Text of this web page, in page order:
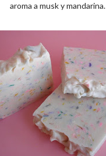
aroma a musk y mandarina.